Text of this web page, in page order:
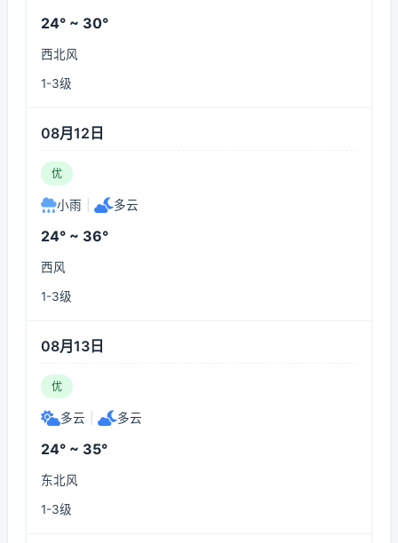
24° ~ 30°
西北风
1-3级
08月12日
优
小雨 多云
24° ~ 36°
西风
1-3级
08月13日
优
多云 多云
24° ~ 35°
东北风
1-3级